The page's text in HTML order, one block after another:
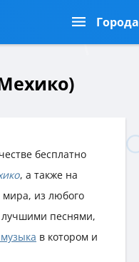
Города
бесплатно
, а также на
из любого
песнями,
в котором и